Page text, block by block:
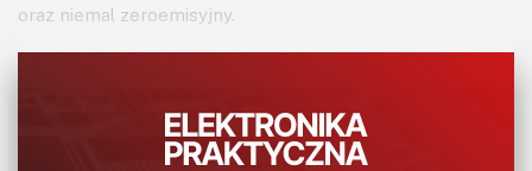
oraz niemal zeroemisyjny.
Cała obudowa składa się z 3 elementów: głównego